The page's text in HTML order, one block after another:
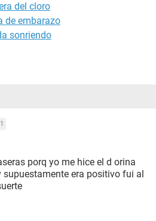
del cloro
de embarazo
sonriendo
1
porq yo me hice el d orina
supuestamente era positivo fui al